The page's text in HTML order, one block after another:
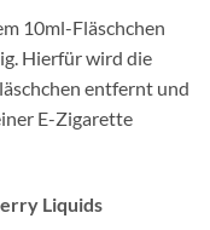
10ml-Fläschchen
Hierfür wird die
entfernt und
E-Zigarette
Liquids